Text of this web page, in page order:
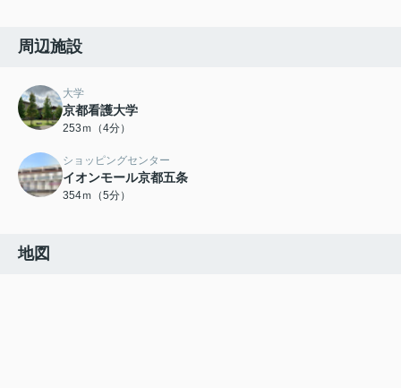
周辺施設
大学
京都看護大学
253ｍ（4分）
ショッピングセンター
イオンモール京都五条
354ｍ（5分）
地図